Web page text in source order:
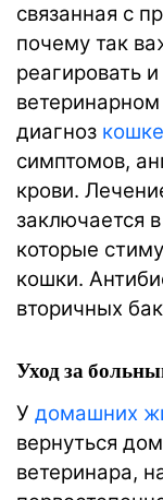
связанная с
почему так
реагировать
диагноз кошке
симптомов,
крови.
заключается
которые
кошки.
вторичных
Уход за
У домашних
вернуться
ветеринара,